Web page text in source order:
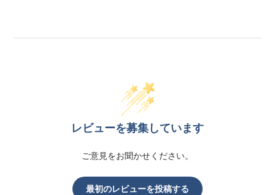
レビューを募集しています
ご意見をお聞かせください。
最初のレビューを投稿する